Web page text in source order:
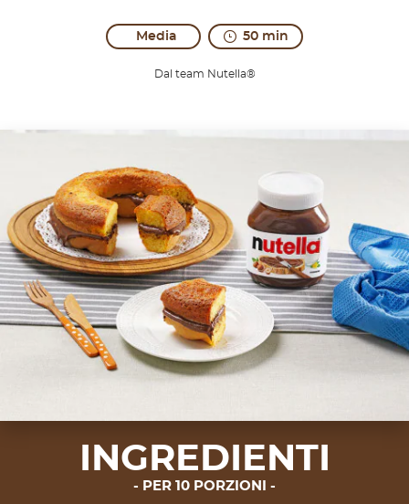
Media 50 min
Dal team Nutella®
INGREDIENTI
PER 10 PORZIONI